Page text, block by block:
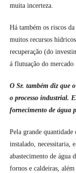
muita incerteza.
Há também os riscos
muitos recursos
recuperação (do
á flutuação do
O Sr. também diz que
o processo industrial.
fornecimento de água
Pela grande quantidade
instalado, necessitaria,
abastecimento de água
fornos e caldeiras,